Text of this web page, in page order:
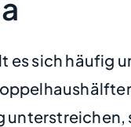
es sich häufig